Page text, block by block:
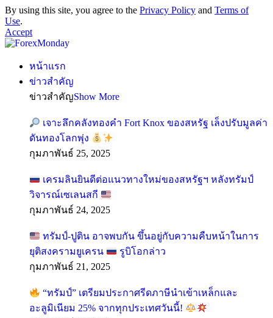
By using this site, you agree to the Privacy Policy and Terms of
Use.
Accept
หน้าแรก
ข่าวสำคัญ
ข่าวสำคัญShow More
เจาะลึกคลังทองคำ Fort Knox ของสหรัฐ เล็งปรับมูลค่า
ดันทองโลกพุ่ง
กุมภาพันธ์ 25, 2025
เครมลินยินดีต่อแนวทางใหม่ของสหรัฐฯ หลังทรัมป์
วิจารณ์เซเลนสกี
กุมภาพันธ์ 24, 2025
ทรัมป์-ปูติน อาจพบกัน ขึ้นอยู่กับความคืบหน้าในการ
ยุติสงครามยูเครน
รูบิโอกล่าว
กุมภาพันธ์ 21, 2025
“ทรัมป์” เตรียมประกาศรีดภาษีนำเข้าเหล็กและ
อะลูมิเนียม 25% จากทุกประเทศวันนี้!